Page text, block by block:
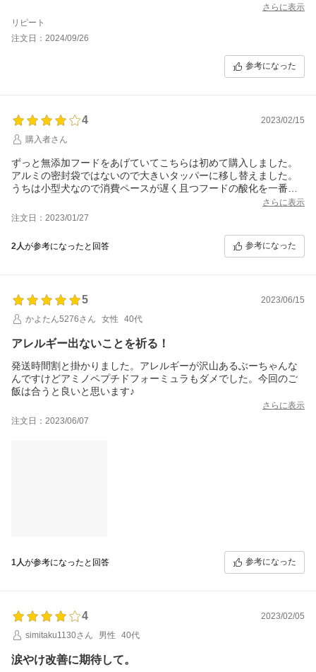
さらに表示
リピート
注文日：2024/09/26
参考になった
4
2023/02/15
購入者さん
ずっと無添加フードをあげていてこちらは初めて購入しました。
アルミの密封袋ではないので大きいタッパーに移し替えました。
うちは小型犬なので消費ペースが遅く且つフードの酸化を一番心
配しているのでいつも1kg袋をまとめ買いして新鮮なものを与える
ようにしていたので、これの1kg袋もあればいいのになぁと思いま
した。
食いつき自体はとても良かったです。美味しそうに食べていま
す。
さらに表示
注文日：2023/01/27
2人が参考になったと回答 参考になった
5
2023/06/15
かよたん5276さん
女性 40代
アレルギー出ないことを祈る！
発送時間割と掛かりました。アレルギーが沢山あるぶーちゃんな
んですけどアミノペプチドフォーミュラもダメでした。今回のご
飯は合うと良いと思います♪
さらに表示
注文日：2023/06/07
1人が参考になったと回答 参考になった
4
2023/02/05
simitaku1130さん
男性 40代
涙やけ改善に期待して。